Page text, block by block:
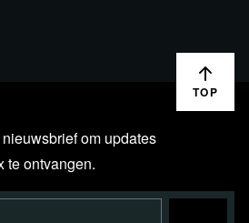
TOP
om updates
te ontvangen.